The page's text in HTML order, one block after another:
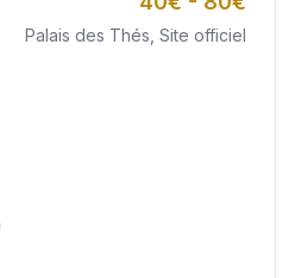
Palais des Thés, Site officiel